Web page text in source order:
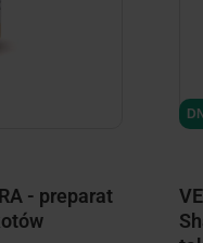
- preparat